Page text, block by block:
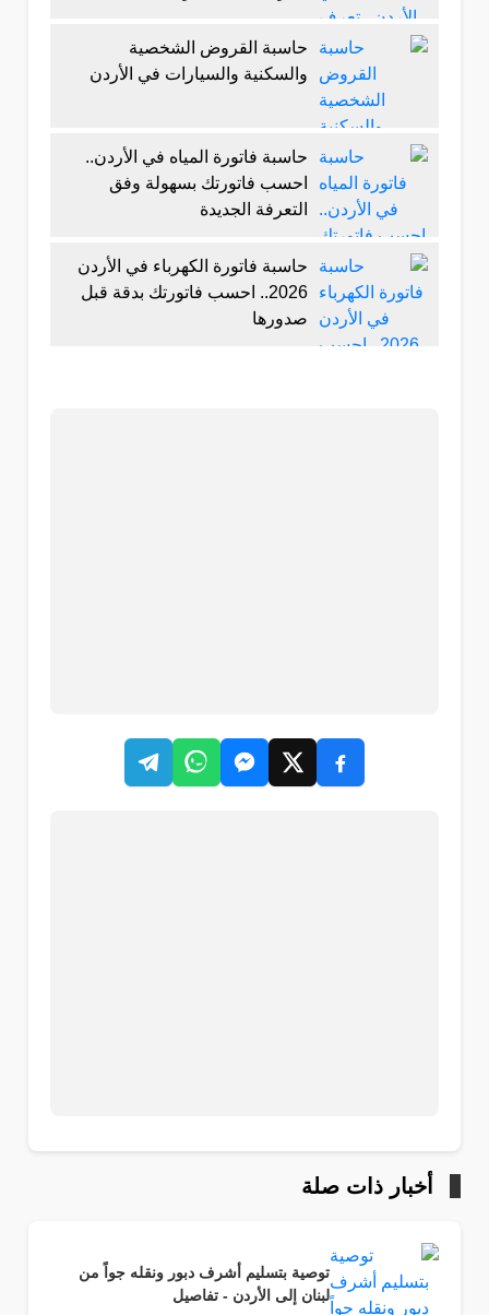
حاسبة القروض الشخصية
والسكنية والسيارات في الأردن
حاسبة فاتورة المياه في الأردن..
احسب فاتورتك بسهولة وفق
التعرفة الجديدة
حاسبة فاتورة الكهرباء في الأردن
2026.. احسب فاتورتك بدقة قبل
صدورها
أخبار ذات صلة
توصية بتسليم أشرف دبور ونقله جواً من
لبنان إلى الأردن - تفاصيل